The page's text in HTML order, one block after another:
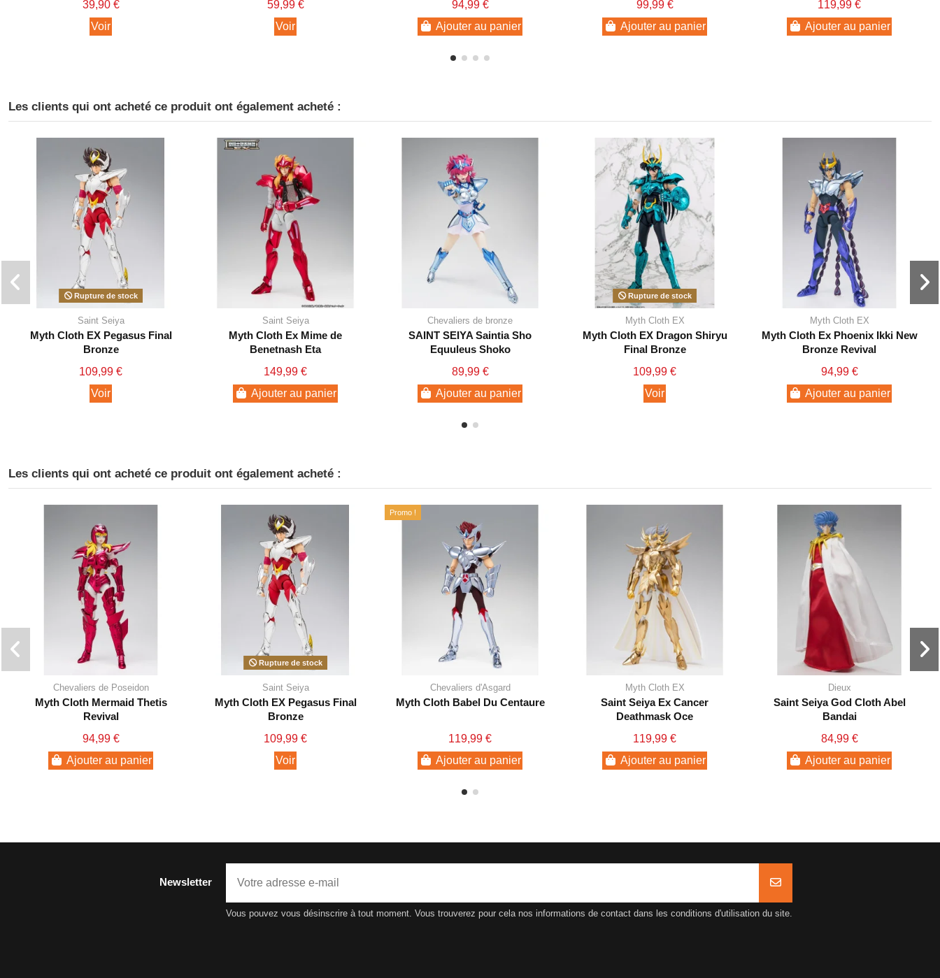
39,90 €
Voir
59,99 €
Voir
94,99 €
Ajouter au panier
99,99 €
Ajouter au panier
119,99 €
Ajouter au panier
Les clients qui ont acheté ce produit ont également acheté :
Rupture de stock
Saint Seiya
Myth Cloth EX Pegasus Final
Bronze
109,99 €
Voir
Saint Seiya
Myth Cloth Ex Mime de
Benetnash Eta
149,99 €
Ajouter au panier
Chevaliers de bronze
SAINT SEIYA Saintia Sho
Equuleus Shoko
89,99 €
Ajouter au panier
Rupture de stock
Myth Cloth EX
Myth Cloth EX Dragon Shiryu
Final Bronze
109,99 €
Voir
Myth Cloth EX
Myth Cloth Ex Phoenix Ikki New
Bronze Revival
94,99 €
Ajouter au panier
Les clients qui ont acheté ce produit ont également acheté :
Chevaliers de Poseidon
Myth Cloth Mermaid Thetis
Revival
94,99 €
Ajouter au panier
Rupture de stock
Saint Seiya
Myth Cloth EX Pegasus Final
Bronze
109,99 €
Voir
Promo !
Chevaliers d'Asgard
Myth Cloth Babel Du Centaure
119,99 €
Ajouter au panier
Myth Cloth EX
Saint Seiya Ex Cancer
Deathmask Oce
119,99 €
Ajouter au panier
Dieux
Saint Seiya God Cloth Abel
Bandai
84,99 €
Ajouter au panier
Newsletter
Vous pouvez vous désinscrire à tout moment. Vous trouverez pour cela nos informations de contact dans les conditions d'utilisation du site.